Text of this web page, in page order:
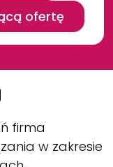
ofertę
firma
w zakresie